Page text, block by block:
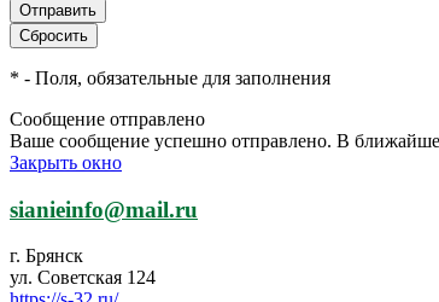
* - Поля, обязательные для заполнения
Сообщение отправлено
Ваше сообщение успешно отправлено. В
Закрыть окно
sianieinfo@mail.ru
г. Брянск
ул. Советская 124